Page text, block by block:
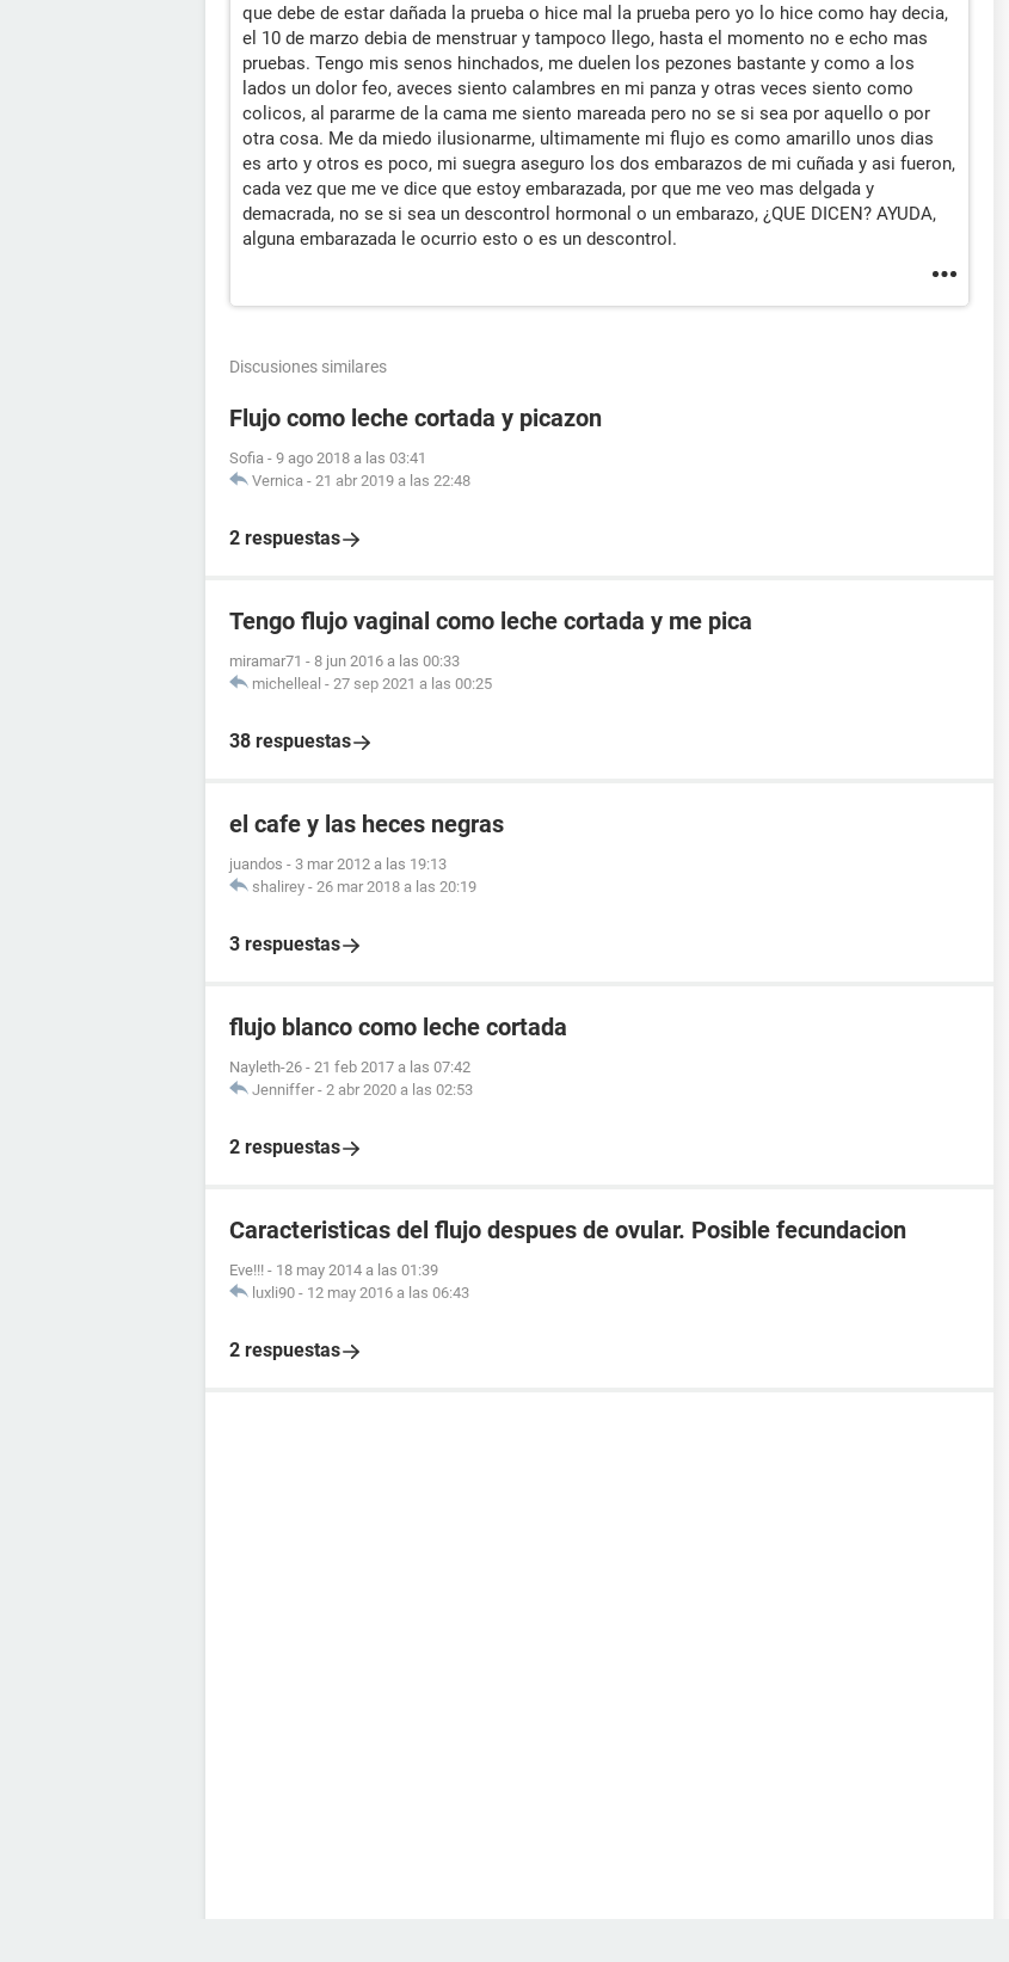
que debe de estar dañada la prueba o hice mal la prueba pero yo lo hice como hay decia,
el 10 de marzo debia de menstruar y tampoco llego, hasta el momento no e echo mas
pruebas. Tengo mis senos hinchados, me duelen los pezones bastante y como a los
lados un dolor feo, aveces siento calambres en mi panza y otras veces siento como
colicos, al pararme de la cama me siento mareada pero no se si sea por aquello o por
otra cosa. Me da miedo ilusionarme, ultimamente mi flujo es como amarillo unos dias
es arto y otros es poco, mi suegra aseguro los dos embarazos de mi cuñada y asi fueron,
cada vez que me ve dice que estoy embarazada, por que me veo mas delgada y
demacrada, no se si sea un descontrol hormonal o un embarazo, ¿QUE DICEN? AYUDA,
alguna embarazada le ocurrio esto o es un descontrol.
Discusiones similares
Flujo como leche cortada y picazon
Sofia - 9 ago 2018 a las 03:41
Vernica - 21 abr 2019 a las 22:48
2 respuestas
Tengo flujo vaginal como leche cortada y me pica
miramar71 - 8 jun 2016 a las 00:33
michelleal - 27 sep 2021 a las 00:25
38 respuestas
el cafe y las heces negras
juandos - 3 mar 2012 a las 19:13
shalirey - 26 mar 2018 a las 20:19
3 respuestas
flujo blanco como leche cortada
Nayleth-26 - 21 feb 2017 a las 07:42
Jenniffer - 2 abr 2020 a las 02:53
2 respuestas
Caracteristicas del flujo despues de ovular. Posible fecundacion
Eve!!! - 18 may 2014 a las 01:39
luxli90 - 12 may 2016 a las 06:43
2 respuestas